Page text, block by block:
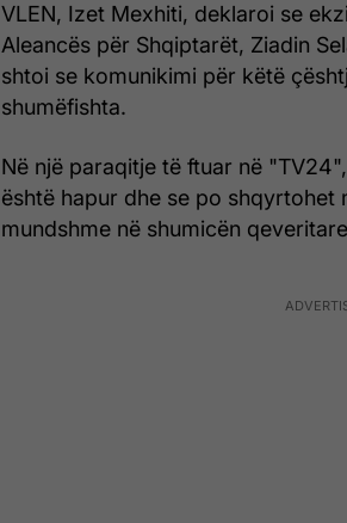
VLEN, Izet Mexhiti, deklaroi se
Aleancës për Shqiptarët, Ziadin
shtoi se komunikimi për këtë
shumëfishta.
Në një paraqitje të ftuar në
është hapur dhe se po shqyrtohet
mundshme në shumicën